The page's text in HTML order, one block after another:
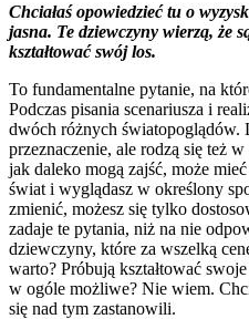
Chciałaś opowiedzieć tu o
jasna. Te dziewczyny wierzą, że
kształtować swój los.
To fundamentalne pytanie, na
Podczas pisania scenariusza i
dwóch różnych światopoglądów.
przeznaczenie, ale rodzą się też
jak daleko mogą zajść, może
świat i wyglądasz w określony
zmienić, możesz się tylko
zadaje te pytania, niż na nie
dziewczyny, które za wszelką
warto? Próbują kształtować
w ogóle możliwe? Nie wiem.
się nad tym zastanowili.